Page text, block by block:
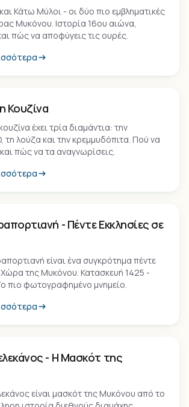
Κάτω Μύλοι - οι δύο πιο εμβληματικές
Μυκόνου. Ιστορία 16ου αιώνα,
πώς να αποφύγεις τις ουρές.
Κουζίνα
έχει τρία διαμάντια: την
τη λούζα και την κρεμμυδόπιτα. Πού να
πώς να τα αναγνωρίσεις.
- Πέντε Εκκλησίες σε
είναι ένα συγκρότημα πέντε
Χώρα της Μυκόνου. Κατασκευή 1425 -
πιο φωτογραφημένο μνημείο.
- Η Μασκότ της
είναι μασκότ της Μυκόνου από το